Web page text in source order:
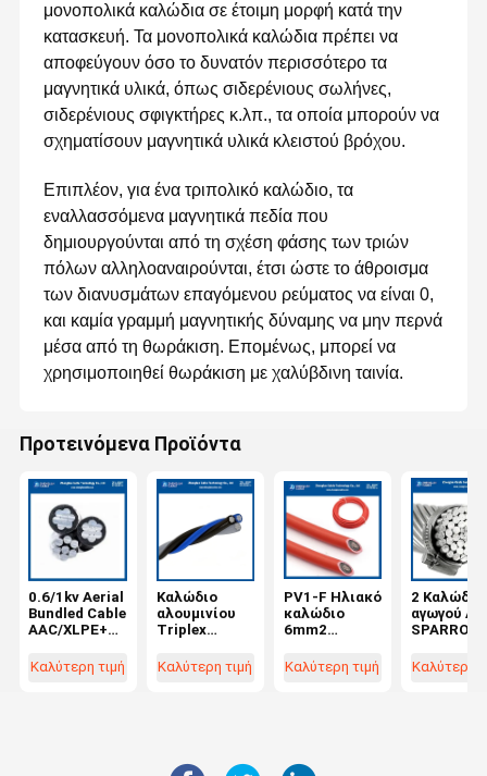
μονοπολικά καλώδια σε έτοιμη μορφή κατά την
κατασκευή. Τα μονοπολικά καλώδια πρέπει να
αποφεύγουν όσο το δυνατόν περισσότερο τα
μαγνητικά υλικά, όπως σιδερένιους σωλήνες,
σιδερένιους σφιγκτήρες κ.λπ., τα οποία μπορούν να
σχηματίσουν μαγνητικά υλικά κλειστού βρόχου.
Επιπλέον, για ένα τριπολικό καλώδιο, τα
εναλλασσόμενα μαγνητικά πεδία που
δημιουργούνται από τη σχέση φάσης των τριών
πόλων αλληλοαναιρούνται, έτσι ώστε το άθροισμα
των διανυσμάτων επαγόμενου ρεύματος να είναι 0,
και καμία γραμμή μαγνητικής δύναμης να μην περνά
μέσα από τη θωράκιση. Επομένως, μπορεί να
χρησιμοποιηθεί θωράκιση με χαλύβδινη ταινία.
Προτεινόμενα Προϊόντα
0.6/1kv Aerial
Bundled Cable
AAC/XLPE+A
AC φασικό
καλώδιο με
Καλύτερη τιμή
Καλώδιο
αλουμινίου
Triplex
Insulated
Neutral
Καλύτερη τιμή
PV1-F Ηλιακό
καλώδιο
6mm2
Καλώδιο
συνεχούς
Καλύτερη τιμή
2 Καλώδιο
αγωγού
SPARROW
από
Καλύτερη